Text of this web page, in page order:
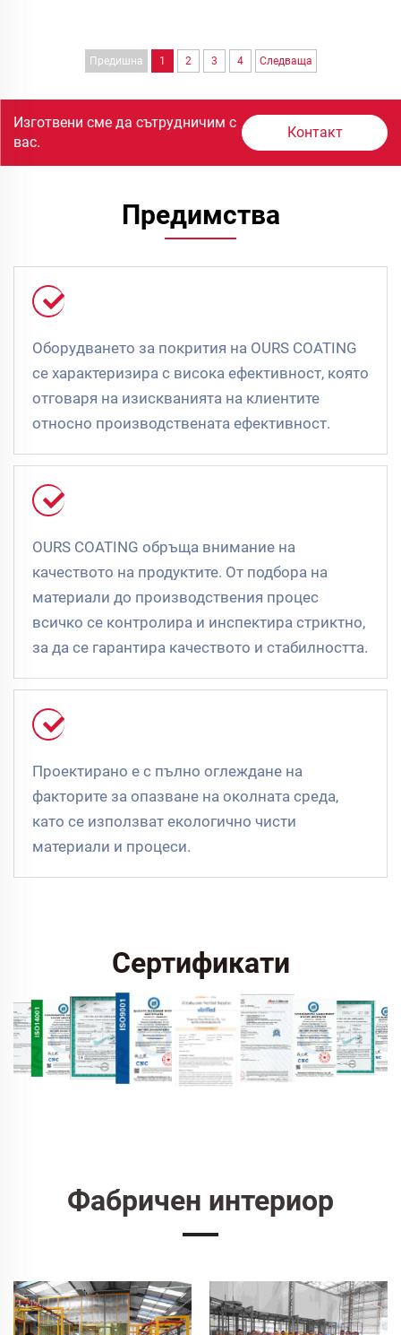
Предишна 1 2 3 4 Следваща
Изготвени сме да сътрудничим с
вас.
Контакт
Предимства
Оборудването за покрития на OURS COATING
се характеризира с висока ефективност, която
отговаря на изискванията на клиентите
относно производствената ефективност.
OURS COATING обръща внимание на
качеството на продуктите. От подбора на
материали до производствения процес
всичко се контролира и инспектира стриктно,
за да се гарантира качеството и стабилността.
Проектирано е с пълно оглеждане на
факторите за опазване на околната среда,
като се използват екологично чисти
материали и процеси.
Сертификати
Фабричен интериор